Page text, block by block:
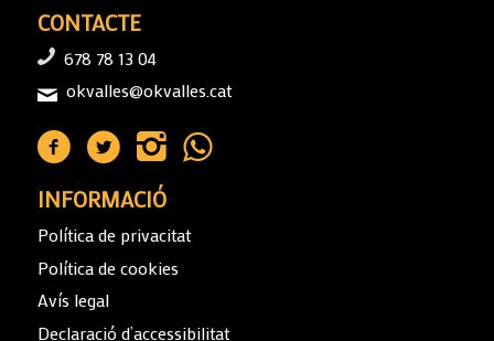
CONTACTE
678 78 13 04
okvalles@okvalles.cat
INFORMACIÓ
Política de privacitat
Política de cookies
Avís legal
Declaració d’accessibilitat